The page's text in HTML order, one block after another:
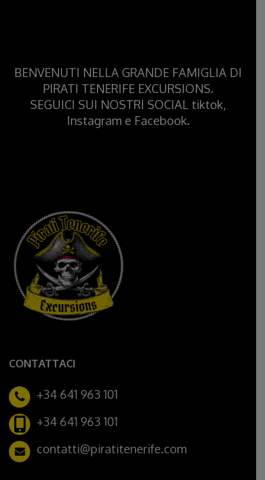
BENVENUTI NELLA GRANDE FAMIGLIA DI
PIRATI TENERIFE EXCURSIONS.
SEGUICI SUI NOSTRI SOCIAL tiktok,
Instagram e Facebook.
CONTATTACI
+34 641 963 101
+34 641 963 101
contatti@piratitenerife.com